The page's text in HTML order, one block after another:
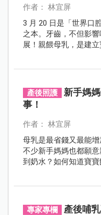
作者： 林宜屏
3 月 20 日是「世界口
之本。牙齒，不但影
展！親餵母乳，是建
產後照護
新手媽
事！
作者： 林宜屏
母乳是最省錢又最能
不少新手媽媽也都願
到奶水？如何知道寶
專家專欄
產後哺